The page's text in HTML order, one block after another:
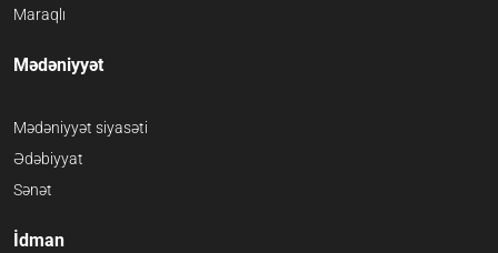
Maraqlı
Mədəniyyət
Mədəniyyət siyasəti
Ədəbiyyat
Sənət
İdman